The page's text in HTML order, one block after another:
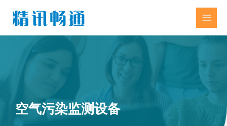
空气污染监测设备